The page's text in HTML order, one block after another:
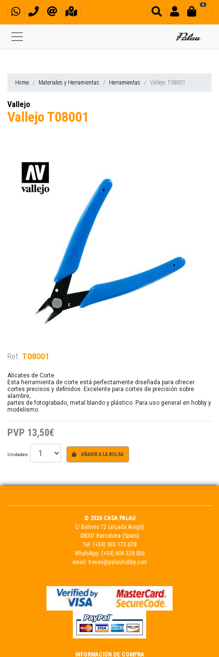
0
Home Materiales y Herramientas Herramientas Vallejo T08001
Vallejo
Vallejo T08001
Ref. T08001
Alicates de Corte
Esta herramienta de corte está perfectamente diseñada para ofrecer
cortes precisos y definidos. Excelente para cortes de precisión sobre
alambre,
partes de fotograbado, metal blando y plástico. Para uso general en hobby y
modelismo.
PVP 13,50€
Unidades: AÑADIR A LA BOLSA
© 2026 CASA PALAU
C/ Balmes 72 (alçada Aragó)
08007 Barcelona (Spain)
Tel. (+34) 933 173 678
WhatsApp: (+34) 606 328 056
email: trenes@palauhobby.com
INFORMACIÓN DE COMPRA